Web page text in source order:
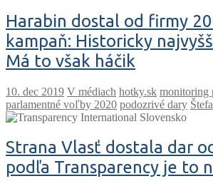
Harabin dostal od firmy
kampaň: Historicky
Má to však háčik
V médiach hotky.sk monitoring
parlamentné voľby 2020 podozrivé dary
Strana Vlasť dostala dar
podľa Transparency je to